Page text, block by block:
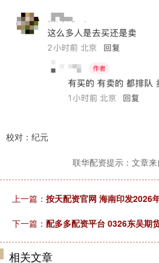
校对：纪元
联华配资提示：文章来
上一篇： 按天配资官网 海南印发2026
下一篇： 配多多配资平台 0326东吴期
相关文章